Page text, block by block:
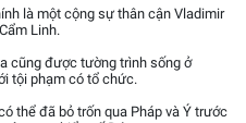
là một cộng sự thân cận Vladimir
Linh.
cũng được tường trình sống ở
tội phạm có tổ chức.
thể đã bỏ trốn qua Pháp và Ý trước